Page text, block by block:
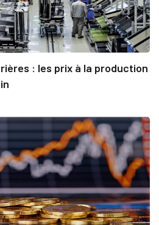
: les prix à la production